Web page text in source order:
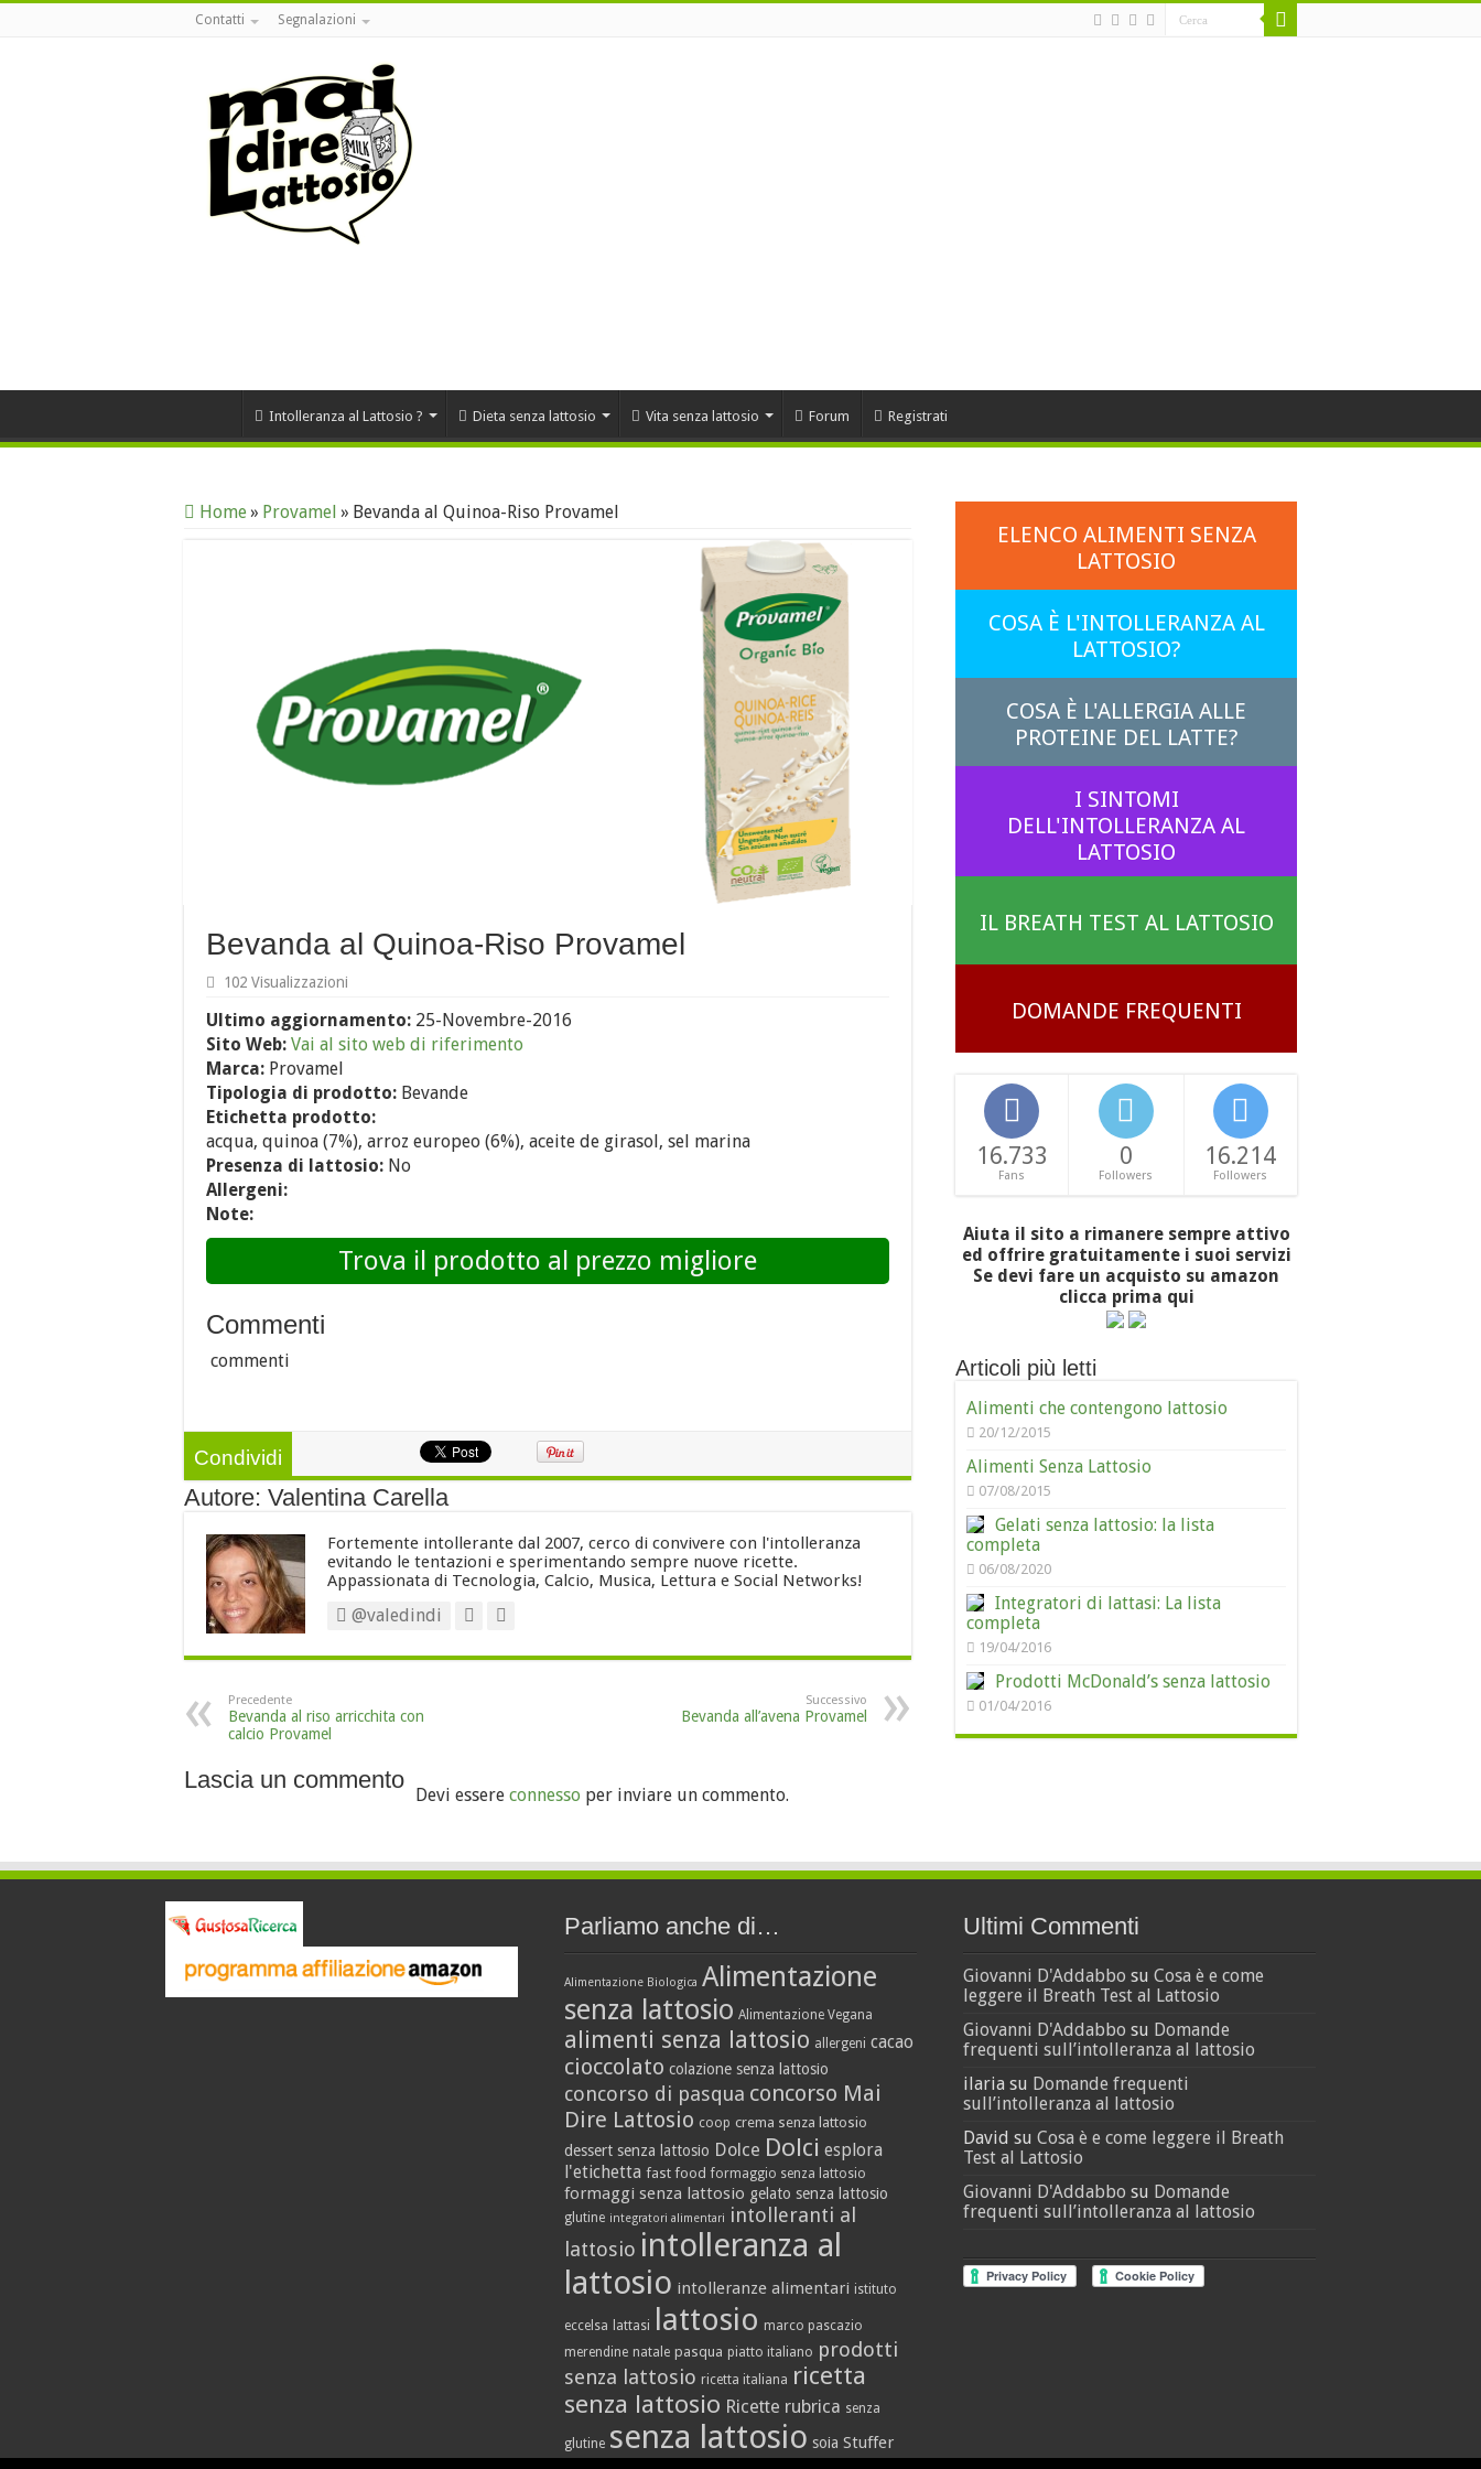
Contatti Segnalazioni
Intolleranza al Lattosio ? Dieta senza lattosio Vita senza lattosio Forum Registrati
Home» Provamel » Bevanda al Quinoa-Riso Provamel
Bevanda al Quinoa-Riso Provamel
102 Visualizzazioni
Ultimo aggiornamento: 25-Novembre-2016
Sito Web: Vai al sito web di riferimento
Marca: Provamel
Tipologia di prodotto: Bevande
Etichetta prodotto:
acqua, quinoa (7%), arroz europeo (6%), aceite de girasol, sel marina
Presenza di lattosio: No
Allergeni:
Note:
Trova il prodotto al prezzo migliore
Commenti
commenti
Condividi
Autore: Valentina Carella
Fortemente intollerante dal 2007, cerco di convivere con l'intolleranza
evitando le tentazioni e sperimentando sempre nuove ricette.
Appassionata di Tecnologia, Calcio, Musica, Lettura e Social Networks!
@valedindi
Precedente
Bevanda al riso arricchita con
calcio Provamel
Successivo
Bevanda all’avena Provamel
Lascia un commento
Devi essere connesso per inviare un commento.
ELENCO ALIMENTI SENZA
LATTOSIO
COSA È L'INTOLLERANZA AL
LATTOSIO?
COSA È L'ALLERGIA ALLE
PROTEINE DEL LATTE?
I SINTOMI
DELL'INTOLLERANZA AL
LATTOSIO
IL BREATH TEST AL LATTOSIO
DOMANDE FREQUENTI
16.733
Fans
0
Followers
16.214
Followers
Aiuta il sito a rimanere sempre attivo
ed offrire gratuitamente i suoi servizi
Se devi fare un acquisto su amazon
clicca prima qui
Articoli più letti
Alimenti che contengono lattosio
20/12/2015
Alimenti Senza Lattosio
07/08/2015
Gelati senza lattosio: la lista
completa
06/08/2020
Integratori di lattasi: La lista
completa
19/04/2016
Prodotti McDonald’s senza lattosio
01/04/2016
Parliamo anche di…
Alimentazione Biologica Alimentazione
senza lattosio Alimentazione Vegana
alimenti senza lattosio allergeni cacao
cioccolato colazione senza lattosio
concorso di pasqua concorso Mai
Dire Lattosio coop crema senza lattosio
dessert senza lattosio Dolce Dolci esplora
l'etichetta fast food formaggio senza lattosio
formaggi senza lattosio gelato senza lattosio
glutine integratori alimentari intolleranti al
lattosio intolleranza al
lattosio intolleranze alimentari istituto
eccelsa lattasi lattosio marco pascazio
merendine natale pasqua piatto italiano prodotti
senza lattosio ricetta italiana ricetta
senza lattosio Ricette rubrica senza
glutine senza lattosio soia Stuffer
Ultimi Commenti
Giovanni D'Addabbo su Cosa è e come
leggere il Breath Test al Lattosio
Giovanni D'Addabbo su Domande
frequenti sull’intolleranza al lattosio
ilaria su Domande frequenti
sull’intolleranza al lattosio
David su Cosa è e come leggere il Breath
Test al Lattosio
Giovanni D'Addabbo su Domande
frequenti sull’intolleranza al lattosio